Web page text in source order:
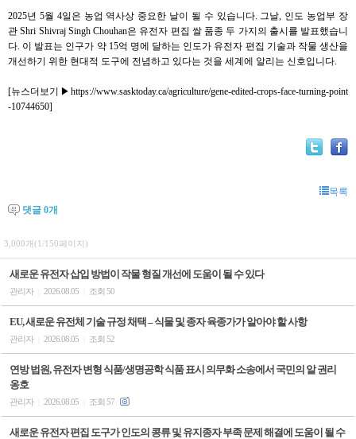
2025년 5월 4일은 농업 역사상 중요한 날이 될 수 있습니다. 그날, 인도 농업부 장
관 Shri Shivraj Singh Chouhan은 유전자 편집 쌀 품종 두 가지의 출시를 발표했습니
다. 이 발표는 인구가 약 15억 명에 달하는 인도가 유전자 편집 기술과 작물 생산을
개선하기 위한 현대적 도구에 전념하고 있다는 것을 세계에 알리는 신호입니다.
[뉴스더보기▶ https://www.sasktoday.ca/agriculture/gene-edited-crops-face-turning-point
-10744650]
목록
댓글 0개
3,000개(1/150페이지)
새로운 유전자 삽입 방법이 작물 형질 개선에 도움이 될 수 있다
관리자 2026.08.05 조회 50
EU, 새로운 유전체 기술 규정 채택 – 식물 및 종자 육종가가 알아야 할 사항
관리자 2026.08.05 조회 52
연방 법원, 유전자 변형 식품/생명공학 식품 표시 의무화 소송에서 국민의 알 권리
옹호
관리자 2026.08.05 조회 57
새로운 유전자 편집 도구가 인도의 콩류 및 유지종자 부족 문제 해결에 도움이 될 수